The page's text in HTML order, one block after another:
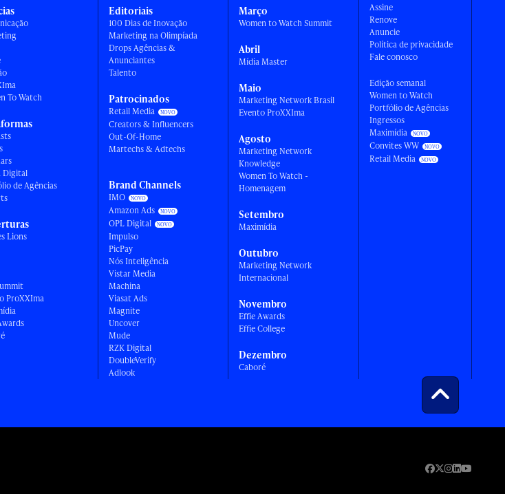
To Watch
Digital
de Agências
Lions
ProXXIma
Editoriais
100 Dias de Inovação
Marketing na Olimpíada
Drops Agências &
Anunciantes
Talento
Patrocinados
Retail Media
Creators & Influencers
Out-Of-Home
Martechs & Adtechs
Brand Channels
IMO
Amazon Ads
OPL Digital
Impulso
PicPay
Nós Inteligência
Vistar Media
Machina
Viasat Ads
Magnite
Uncover
Mude
RZK Digital
DoubleVerify
Adlook
Março
Women to Watch Summit
Abril
Mídia Master
Maio
Marketing Network Brasil
Evento ProXXIma
Agosto
Marketing Network
Knowledge
Women To Watch -
Homenagem
Setembro
Maximídia
Outubro
Marketing Network
Internacional
Novembro
Effie Awards
Effie College
Dezembro
Caboré
Assine
Renove
Anuncie
Política de privacidade
Fale conosco
Edição semanal
Women to Watch
Portfólio de Agências
Ingressos
Maximídia
Convites WW
Retail Media